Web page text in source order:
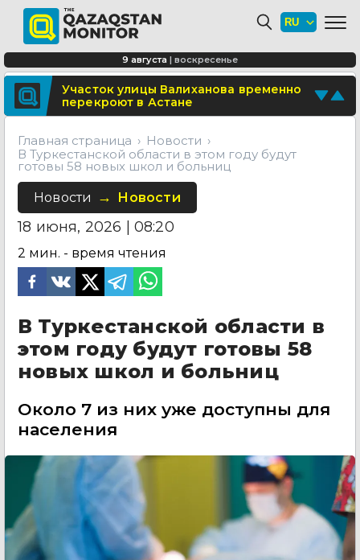
Поделитесь новостью
Отправьте свои новости и события
9 августа | воскресенье
Минтранспорта утвердило новые
расценки для проезда по БАКАД
СОР и СОЧ планируют отменить для
учеников начальных классов в
Казахстане
Участок улицы Валиханова временно
перекроют в Астане
Главная страница
Новости
В Туркестанской области в этом году будут
готовы 58 новых школ и больниц
Новости Новости
18 июня, 2026 | 08:20
2 мин. - время чтения
В Туркестанской области в
этом году будут готовы 58
новых школ и больниц
Около 7 из них уже доступны для
населения